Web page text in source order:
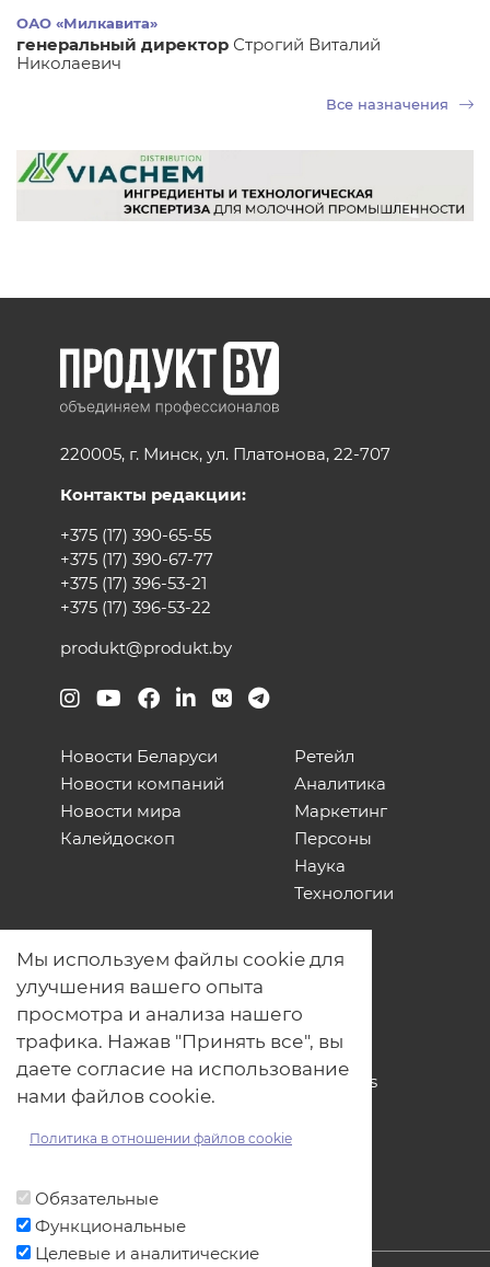
ОАО «Милкавита»
генеральный директор Строгий Виталий
Николаевич
Все назначения
220005, г. Минск, ул. Платонова, 22-707
Контакты редакции:
+375 (17) 390-65-55
+375 (17) 390-67-77
+375 (17) 396-53-21
+375 (17) 396-53-22
produkt@produkt.by
Новости Беларуси
Новости компаний
Новости мира
Калейдоскоп
Ретейл
Аналитика
Маркетинг
Персоны
Наука
Технологии
О нас
Наши проекты
Связь с нами
Общая политика обработки
персональных данных
Политика обработки файлов Cookies
Политика обработки персональных
данных для мероприятий
Мы используем файлы cookie для
улучшения вашего опыта
просмотра и анализа нашего
трафика. Нажав "Принять все", вы
даете согласие на использование
нами файлов cookie.
Политика в отношении файлов cookie
Обязательные
Функциональные
Целевые и аналитические